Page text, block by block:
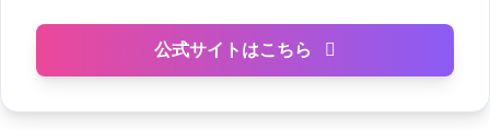
公式サイトはこちら